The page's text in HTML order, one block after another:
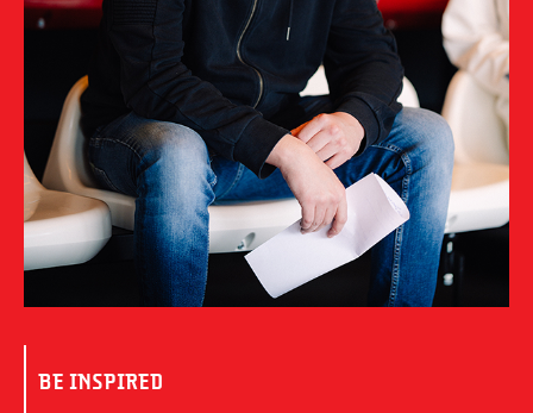
BE INSPIRED